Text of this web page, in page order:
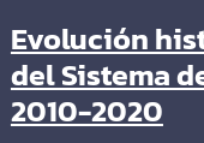
Evolución
del Sistema
2010-2020